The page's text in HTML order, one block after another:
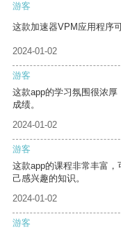
游客
这款加速器VPM应用程序
2024-01-02
游客
这款app的学习氛围很浓
成绩。
2024-01-02
游客
这款app的课程非常丰富
己感兴趣的知识。
2024-01-02
游客